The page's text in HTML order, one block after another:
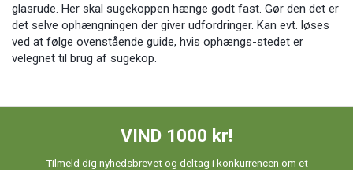
glasrude. Her skal sugekoppen hænge godt fast. Gør den det er
det selve ophængningen der giver udfordringer. Kan evt. løses
ved at følge ovenstående guide, hvis ophængs-stedet er
velegnet til brug af sugekop.
VIND 1000 kr!
Tilmeld dig nyhedsbrevet og deltag i konkurrencen om et